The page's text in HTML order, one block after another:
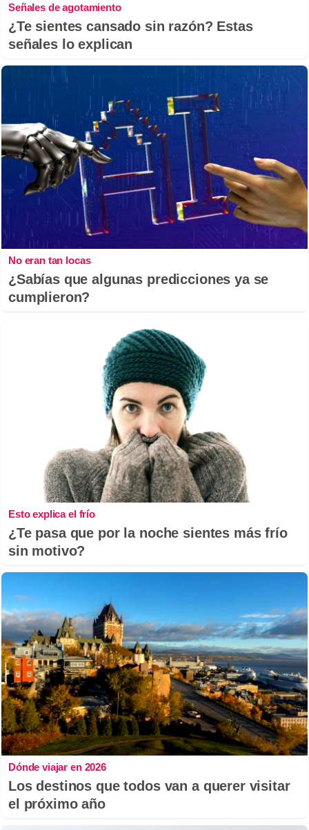
Señales de agotamiento
¿Te sientes cansado sin razón? Estas
señales lo explican
No eran tan locas
¿Sabías que algunas predicciones ya se
cumplieron?
Esto explica el frío
¿Te pasa que por la noche sientes más frío
sin motivo?
Dónde viajar en 2026
Los destinos que todos van a querer visitar
el próximo año